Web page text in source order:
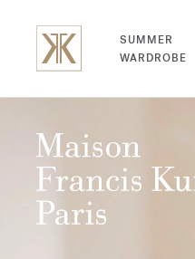
SUMMER
WARDROBE